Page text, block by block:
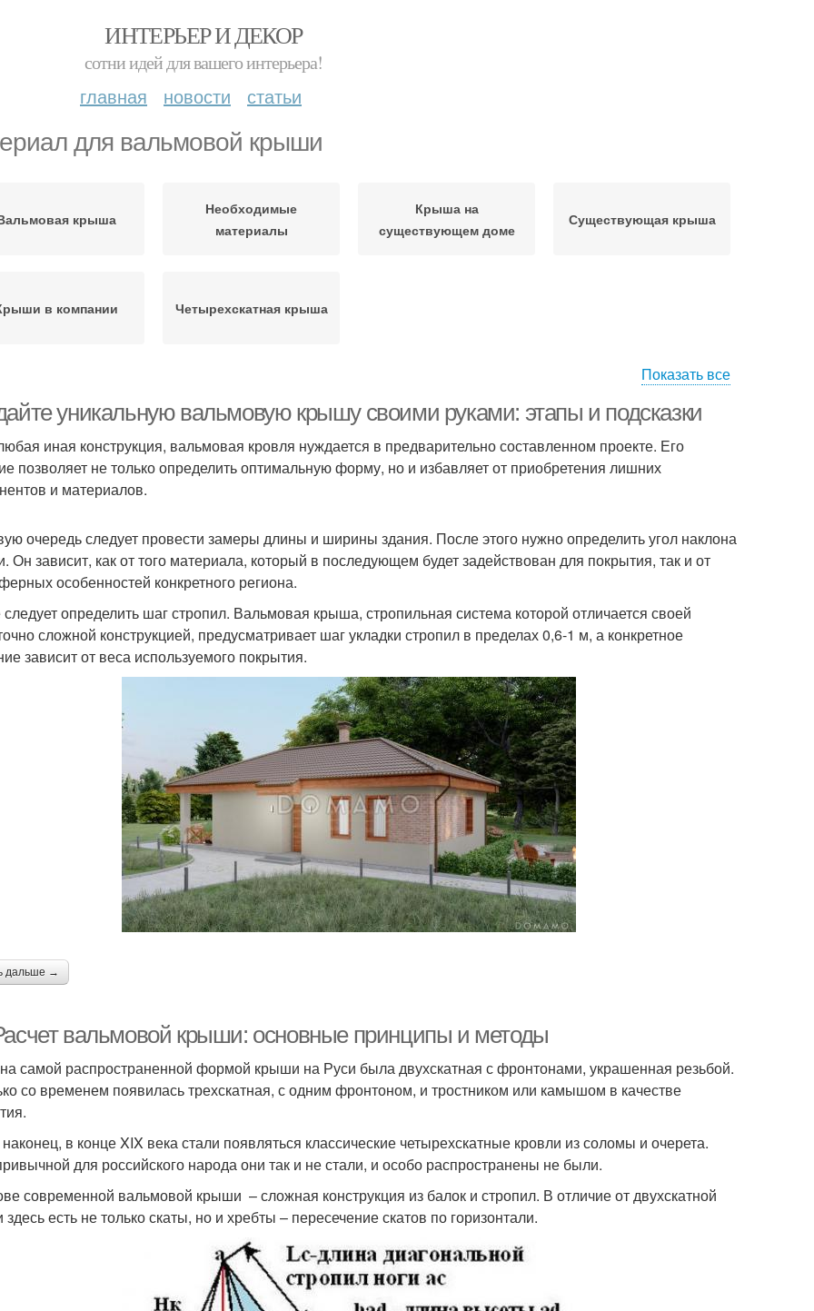
ИНТЕРЬЕР И ДЕКОР
сотни идей для вашего интерьера!
главная новости статьи
для вальмовой крыши
крыша
Необходимые
материалы
Крыша на
существующем доме
Существующая крыша
в компании Четырехскатная крыша
Показать все
уникальную вальмовую крышу своими руками: этапы и подсказки
иная конструкция, вальмовая кровля нуждается в предварительно составленном проекте. Его
позволяет не только определить оптимальную форму, но и избавляет от приобретения лишних
и материалов.
очередь следует провести замеры длины и ширины здания. После этого нужно определить угол наклона
Он зависит, как от того материала, который в последующем будет задействован для покрытия, так и от
особенностей конкретного региона.
определить шаг стропил. Вальмовая крыша, стропильная система которой отличается своей
сложной конструкцией, предусматривает шаг укладки стропил в пределах 0,6-1 м, а конкретное
зависит от веса используемого покрытия.
дальше →
вальмовой крыши: основные принципы и методы
самой распространенной формой крыши на Руси была двухскатная с фронтонами, украшенная резьбой.
со временем появилась трехскатная, с одним фронтоном, и тростником или камышом в качестве
в конце XIX века стали появляться классические четырехскатные кровли из соломы и очерета.
для российского народа они так и не стали, и особо распространены не были.
современной вальмовой крыши – сложная конструкция из балок и стропил. В отличие от двухскатной
есть не только скаты, но и хребты – пересечение скатов по горизонтали.